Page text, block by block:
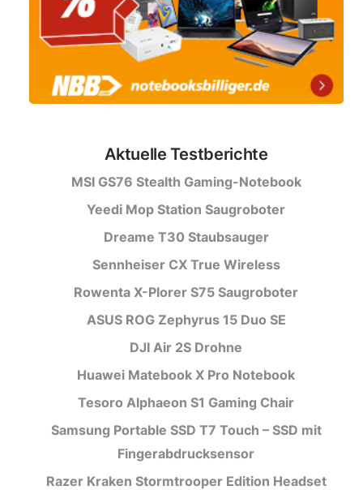
Aktuelle Testberichte
MSI GS76 Stealth Gaming-Notebook
Yeedi Mop Station Saugroboter
Dreame T30 Staubsauger
Sennheiser CX True Wireless
Rowenta X-Plorer S75 Saugroboter
ASUS ROG Zephyrus 15 Duo SE
DJI Air 2S Drohne
Huawei Matebook X Pro Notebook
Tesoro Alphaeon S1 Gaming Chair
Samsung Portable SSD T7 Touch – SSD mit
Fingerabdrucksensor
Razer Kraken Stormtrooper Edition Headset